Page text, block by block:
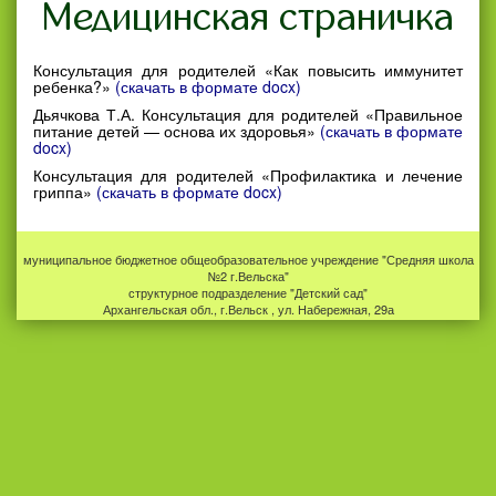
Медицинская страничка
Консультация для родителей «Как повысить иммунитет
ребенка?» (скачать в формате docx)
Дьячкова Т.А. Консультация для родителей «Правильное
питание детей — основа их здоровья» (скачать в формате
docx)
Консультация для родителей «Профилактика и лечение
гриппа» (скачать в формате docx)
муниципальное бюджетное общеобразовательное учреждение "Средняя школа
№2 г.Вельска"
структурное подразделение "Детский сад"
Архангельская обл., г.Вельск , ул. Набережная, 29а